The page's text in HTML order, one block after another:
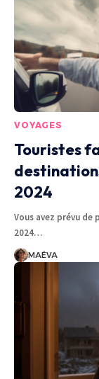
VOYAGES
Touristes
2024
Vous avez prévu de
2024…
MAËVA